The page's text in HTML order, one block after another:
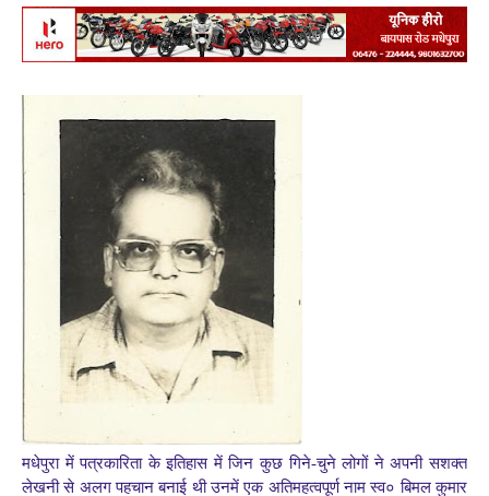
मधेपुरा में पत्रकारिता के इतिहास में जिन कुछ गिने-चुने लोगों ने अपनी सशक्त
लेखनी से अलग पहचान बनाई थी उनमें एक अतिमहत्वपूर्ण नाम स्व० बिमल कुमार